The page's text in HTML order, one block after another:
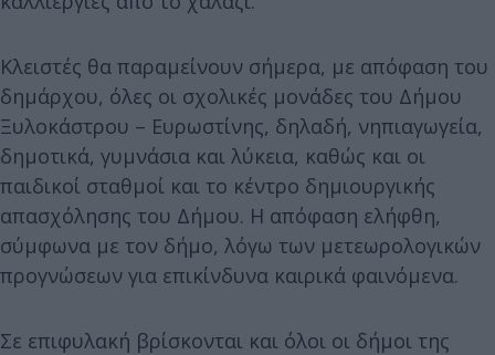
Κλειστές θα παραμείνουν σήμερα, με απόφαση του
δημάρχου, όλες οι σχολικές μονάδες του Δήμου
Ξυλοκάστρου – Ευρωστίνης, δηλαδή, νηπιαγωγεία,
δημοτικά, γυμνάσια και λύκεια, καθώς και οι
παιδικοί σταθμοί και το κέντρο δημιουργικής
απασχόλησης του Δήμου. Η απόφαση ελήφθη,
σύμφωνα με τον δήμο, λόγω των μετεωρολογικών
προγνώσεων για επικίνδυνα καιρικά φαινόμενα.
Σε επιφυλακή βρίσκονται και όλοι οι δήμοι της